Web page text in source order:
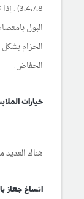
البول
الحزام
الحفاض.
خيارات
هناك العديد
اتساخ جعاز